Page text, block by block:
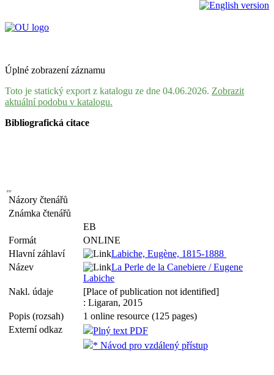
Úplné zobrazení záznamu
Toto je statický export z katalogu ze dne 04.06.2026. Zobrazit
aktuální podobu v katalogu.
Bibliografická citace
Názory čtenářů
Známka čtenářů
EB
Formát
ONLINE
Hlavní záhlaví
Labiche, Eugène, 1815-1888
Název
La Perle de la Canebiere / Eugene
Labiche
Nakl. údaje
[Place of publication not identified]
: Ligaran, 2015
Popis (rozsah)
1 online resource (125 pages)
Externí odkaz
Plný text PDF
* Návod pro vzdálený přístup